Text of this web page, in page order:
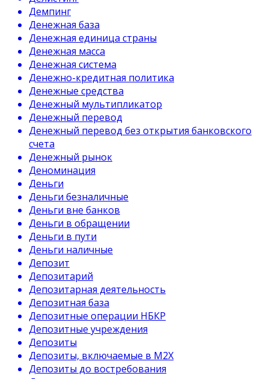
Демпинг
Денежная база
Денежная единица страны
Денежная масса
Денежная система
Денежно-кредитная политика
Денежные средства
Денежный мультипликатор
Денежный перевод
Денежный перевод без открытия банковского
счета
Денежный рынок
Деноминация
Деньги
Деньги безналичные
Деньги вне банков
Деньги в обращении
Деньги в пути
Деньги наличные
Депозит
Депозитарий
Депозитарная деятельность
Депозитная база
Депозитные операции НБКР
Депозитные учреждения
Депозиты
Депозиты, включаемые в М2Х
Депозиты до востребования